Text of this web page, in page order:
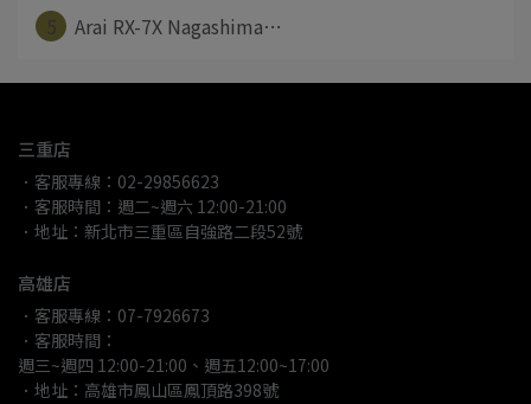
Arai RX-7X Nagashima⋯
三重店
．客服專線：02-29856623
．客服時間：週二~週六 12:00-21:00
．地址：新北市三重區自強路二段52號
高雄店
．客服專線：07-7926673
．客服時間：
週三~週四 12:00-21:00、週五12:00~17:00
．地址：高雄市鳳山區鳳頂路398號